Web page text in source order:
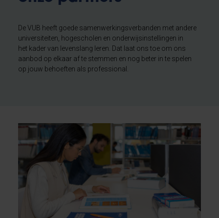
De VUB heeft goede samenwerkingsverbanden met andere
universiteiten, hogescholen en onderwijsinstellingen in
het kader van levenslang leren. Dat laat ons toe om ons
aanbod op elkaar af te stemmen en nog beter in te spelen
op jouw behoeften als professional.